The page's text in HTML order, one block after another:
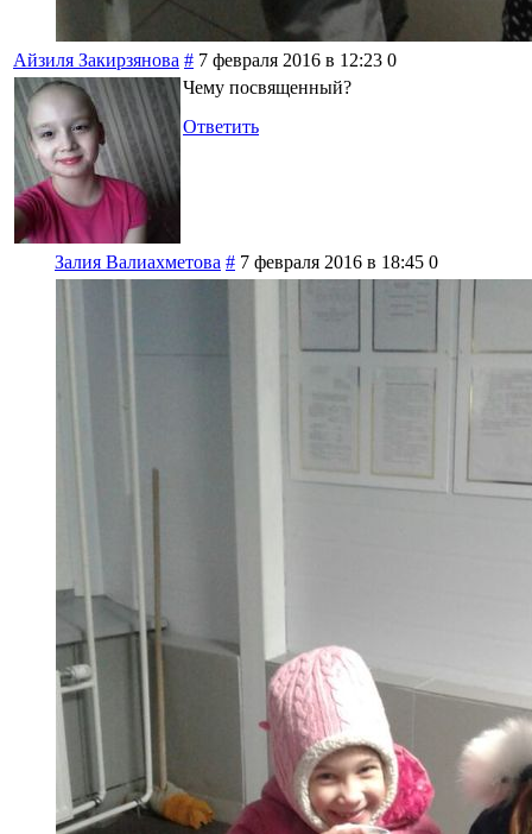
Айзиля Закирзянова # 7 февраля 2016 в 12:23 0
Чему посвященный?
Ответить
Залия Валиахметова # 7 февраля 2016 в 18:45 0